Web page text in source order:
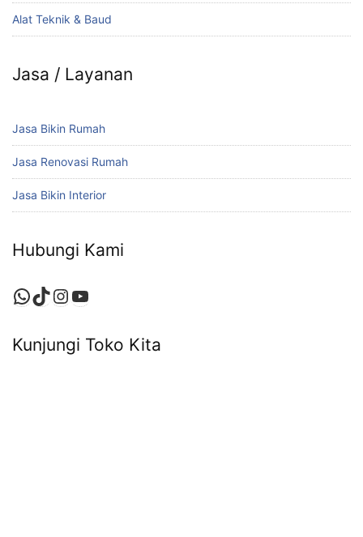
Alat Teknik & Baud
Jasa / Layanan
Jasa Bikin Rumah
Jasa Renovasi Rumah
Jasa Bikin Interior
Hubungi Kami
Kunjungi Toko Kita